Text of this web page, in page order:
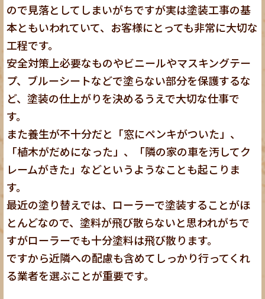
ので見落としてしまいがちですが実は塗装工事の基
本ともいわれていて、お客様にとっても非常に大切な
工程です。
安全対策上必要なものやビニールやマスキングテー
プ、ブルーシートなどで塗らない部分を保護するな
ど、塗装の仕上がりを決めるうえで大切な仕事で
す。
また養生が不十分だと「窓にペンキがついた」、
「植木がだめになった」、「隣の家の車を汚してク
レームがきた」などというようなことも起こりま
す。
最近の塗り替えでは、ローラーで塗装することがほ
とんどなので、塗料が飛び散らないと思われがちで
すがローラーでも十分塗料は飛び散ります。
ですから近隣への配慮も含めてしっかり行ってくれ
る業者を選ぶことが重要です。